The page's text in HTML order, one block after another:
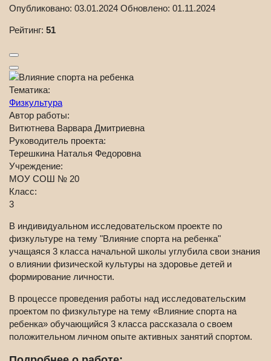
Опубликовано: 03.01.2024 Обновлено: 01.11.2024
Рейтинг: 51
Тематика:
Физкультура
Автор работы:
Витютнева Варвара Дмитриевна
Руководитель проекта:
Терешкина Наталья Федоровна
Учреждение:
МОУ СОШ № 20
Класс:
3
В индивидуальном исследовательском проекте по
физкультуре на тему "Влияние спорта на ребенка"
учащаяся 3 класса начальной школы углубила свои знания
о влиянии физической культуры на здоровье детей и
формирование личности.
В процессе проведения работы над исследовательским
проектом по физкультуре на тему «Влияние спорта на
ребенка» обучающийся 3 класса рассказала о своем
положительном личном опыте активных занятий спортом.